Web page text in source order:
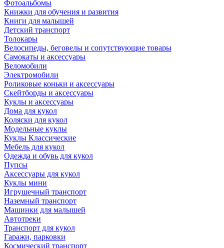
Фотоальбомы
Книжки для обучения и развития
Книги для малышей
Детский транспорт
Толокары
Велосипеды, беговелы и сопутствующие товары
Самокаты и аксессуары
Веломобили
Электромобили
Роликовые коньки и аксессуары
Скейтборды и аксессуары
Куклы и аксессуары
Дома для кукол
Коляски для кукол
Модельные куклы
Куклы Классические
Мебель для кукол
Одежда и обувь для кукол
Пупсы
Аксессуары для кукол
Куклы мини
Игрушечный транспорт
Наземный транспорт
Машинки для малышей
Автотреки
Транспорт для кукол
Гаражи, парковки
Космический транспорт